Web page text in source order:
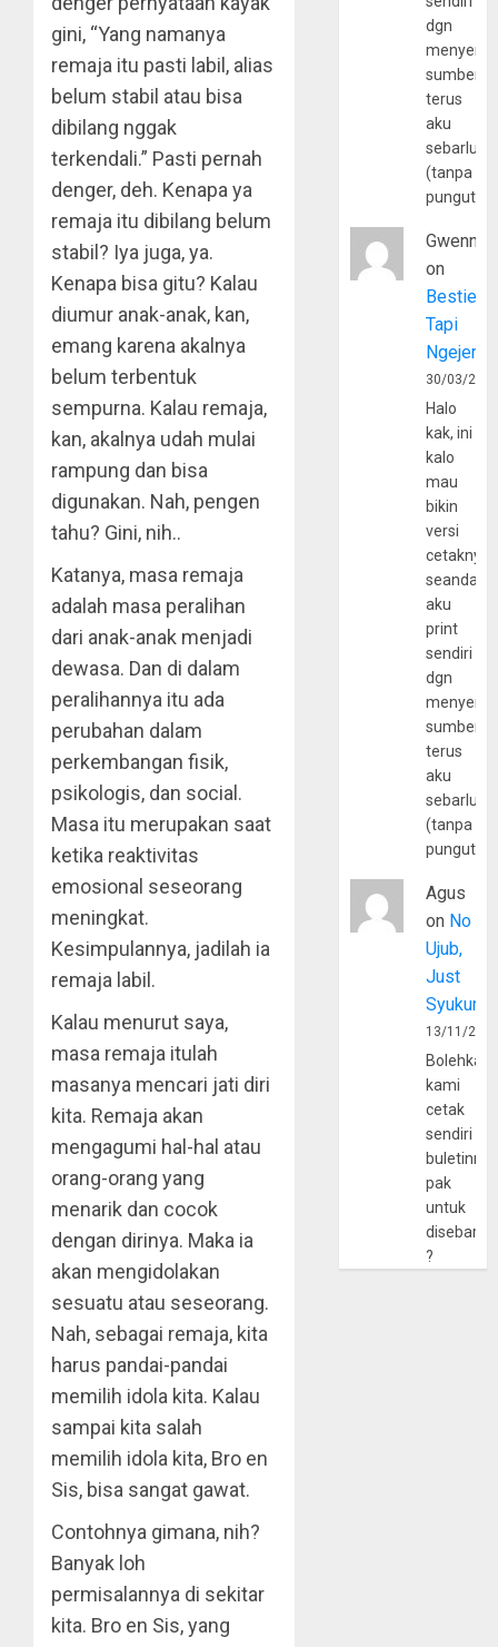
gini, “Yang namanya
remaja itu pasti labil, alias
belum stabil atau bisa
dibilang nggak
terkendali.” Pasti pernah
denger, deh. Kenapa ya
remaja itu dibilang belum
stabil? Iya juga, ya.
Kenapa bisa gitu? Kalau
diumur anak-anak, kan,
emang karena akalnya
belum terbentuk
sempurna. Kalau remaja,
kan, akalnya udah mulai
rampung dan bisa
digunakan. Nah, pengen
tahu? Gini, nih..
Katanya, masa remaja
adalah masa peralihan
dari anak-anak menjadi
dewasa. Dan di dalam
peralihannya itu ada
perubahan dalam
perkembangan fisik,
psikologis, dan social.
Masa itu merupakan saat
ketika reaktivitas
emosional seseorang
meningkat.
Kesimpulannya, jadilah ia
remaja labil.
Kalau menurut saya,
masa remaja itulah
masanya mencari jati diri
kita. Remaja akan
mengagumi hal-hal atau
orang-orang yang
menarik dan cocok
dengan dirinya. Maka ia
akan mengidolakan
sesuatu atau seseorang.
Nah, sebagai remaja, kita
harus pandai-pandai
memilih idola kita. Kalau
sampai kita salah
memilih idola kita, Bro en
Sis, bisa sangat gawat.
Contohnya gimana, nih?
Banyak loh
permisalannya di sekitar
kita. Bro en Sis, yang
dgn
sumber
terus
aku
(tanpa
Gwenny
on
Bestie
Tapi
30/03/
Halo
kak, ini
kalo
mau
bikin
versi
cetaknya
aku
print
sendiri
dgn
sumber
terus
aku
(tanpa
Agus
on No
Ujub,
Just
Syukur
13/11/
Bolehkah
kami
cetak
sendiri
pak
untuk
?